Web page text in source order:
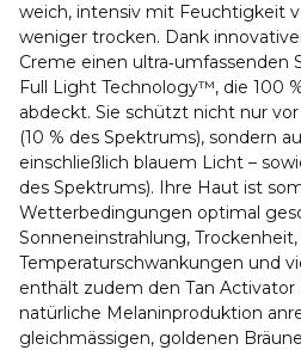
weich, intensiv mit Feuchtigkeit
weniger trocken. Dank
Creme einen ultra‑umfassenden
Full Light Technology™, die 100
abdeckt. Sie schützt nicht nur vor
(10 % des Spektrums), sondern
einschließlich blauem Licht –
des Spektrums). Ihre Haut ist
Wetterbedingungen optimal
Sonneneinstrahlung,
Temperaturschwankungen und
enthält zudem den Tan Activator
natürliche Melaninproduktion
gleichmässigen, goldenen